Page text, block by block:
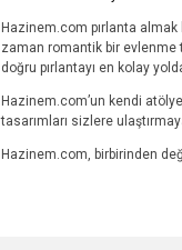
Hazinem.com pırlanta
zaman romantik bir evlenme
doğru pırlantayı en kolay
Hazinem.com’un kendi
tasarımları sizlere
Hazinem.com, birbirinden